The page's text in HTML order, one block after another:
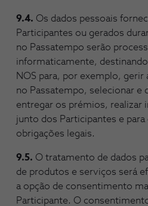
9.4. Os dados pessoais
Participantes ou gerados
no Passatempo serão
informaticamente,
NOS para, por exemplo, gerir
no Passatempo, selecionar e
entregar os prémios, realizar
junto dos Participantes e
obrigações legais.
9.5. O tratamento de dados
de produtos e serviços será
a opção de consentimento
Participante. O